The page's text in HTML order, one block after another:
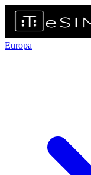
Europa